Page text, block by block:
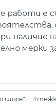
е
наличие
мерки
шосе"